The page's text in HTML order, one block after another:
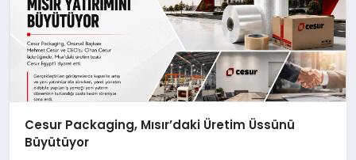
Cesur Packaging, Mısır’daki Üretim Üssünü
Büyütüyor